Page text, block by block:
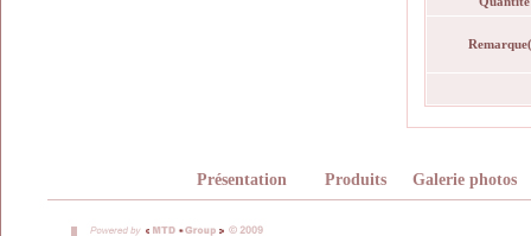
Présentation Produits Galerie photos